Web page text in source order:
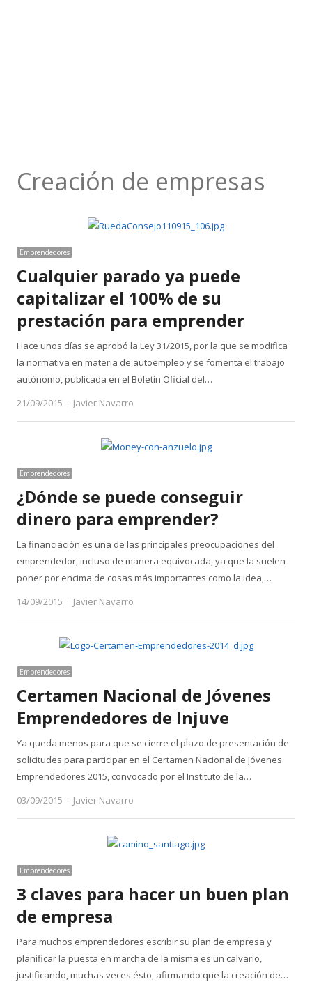
Creación de empresas
Emprendedores
Cualquier parado ya puede
capitalizar el 100% de su
prestación para emprender
Hace unos días se aprobó la Ley 31/2015, por la que se modifica
la normativa en materia de autoempleo y se fomenta el trabajo
autónomo, publicada en el Boletín Oficial del…
21/09/2015
Author
Javier Navarro
Emprendedores
¿Dónde se puede conseguir
dinero para emprender?
La financiación es una de las principales preocupaciones del
emprendedor, incluso de manera equivocada, ya que la suelen
poner por encima de cosas más importantes como la idea,…
14/09/2015
Author
Javier Navarro
Emprendedores
Certamen Nacional de Jóvenes
Emprendedores de Injuve
Ya queda menos para que se cierre el plazo de presentación de
solicitudes para participar en el Certamen Nacional de Jóvenes
Emprendedores 2015, convocado por el Instituto de la…
03/09/2015
Author
Javier Navarro
Emprendedores
3 claves para hacer un buen plan
de empresa
Para muchos emprendedores escribir su plan de empresa y
planificar la puesta en marcha de la misma es un calvario,
justificando, muchas veces ésto, afirmando que la creación de…